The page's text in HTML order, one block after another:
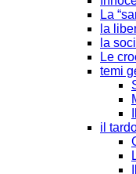
La
la
la
Le
temi
il